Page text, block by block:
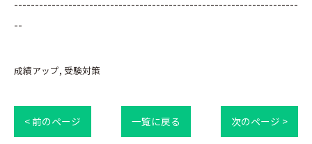
--------------------------------------------------------------------
--
成績アップ 受験対策
< 前のページ 一覧に戻る 次のページ >